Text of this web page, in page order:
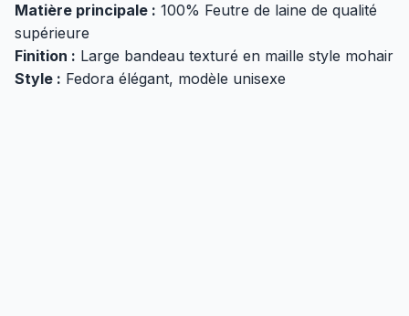
Matière principale : 100% Feutre de laine de qualité
supérieure
Finition : Large bandeau texturé en maille style mohair
Style : Fedora élégant, modèle unisexe